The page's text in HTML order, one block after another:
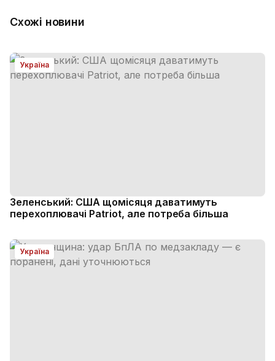
Схожі новини
Україна
Зеленський: США щомісяця даватимуть
перехоплювачі Patriot, але потреба більша
Україна